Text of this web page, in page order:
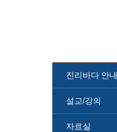
진리바다 안내
설교/강의
자료실